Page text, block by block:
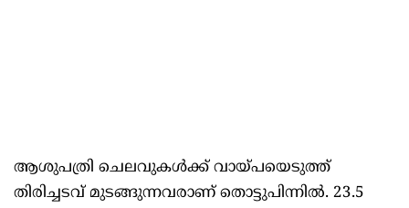
ആശുപത്രി ചെലവുകള്‍ക്ക് വായ്പയെടുത്ത്
തിരിച്ചടവ് മുടങ്ങുന്നവരാണ് തൊട്ടുപിന്നില്‍. 23.5